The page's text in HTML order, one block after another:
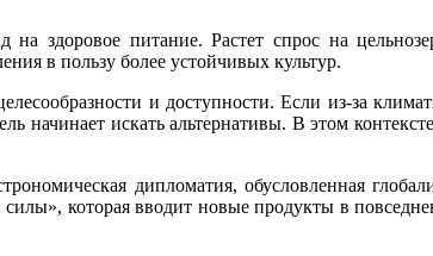
здоровое питание. Растет спрос на
в пользу более устойчивых культур.
и доступности. Если из-за
начинает искать альтернативы. В этом
дипломатия, обусловленная
которая вводит новые продукты в